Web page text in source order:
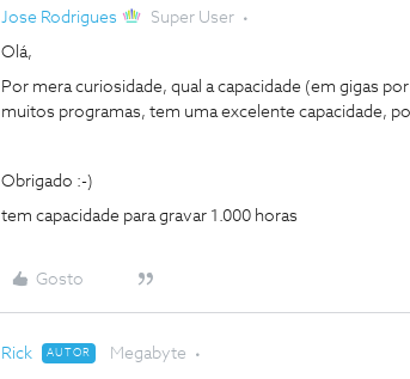
Jose Rodrigues Super User
Olá,
Por mera curiosidade, qual a capacidade (em gigas
muitos programas, tem uma excelente capacidade,
Obrigado :-)
tem capacidade para gravar 1.000 horas
Gosto
Rick AUTOR Megabyte